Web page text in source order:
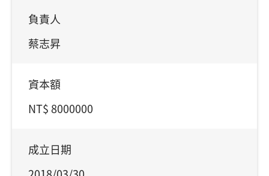
負責人
蔡志昇
資本額
NT$ 8000000
成立日期